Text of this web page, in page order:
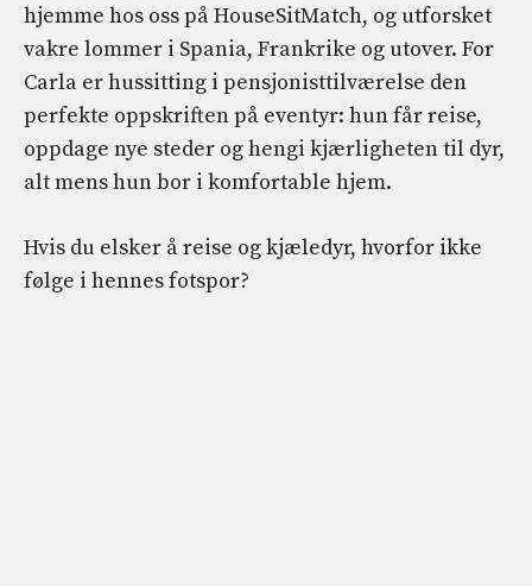
hjemme hos oss på HouseSitMatch, og utforsket
vakre lommer i Spania, Frankrike og utover. For
Carla er hussitting i pensjonisttilværelse den
perfekte oppskriften på eventyr: hun får reise,
oppdage nye steder og hengi kjærligheten til dyr,
alt mens hun bor i komfortable hjem.
Hvis du elsker å reise og kjæledyr, hvorfor ikke
følge i hennes fotspor?